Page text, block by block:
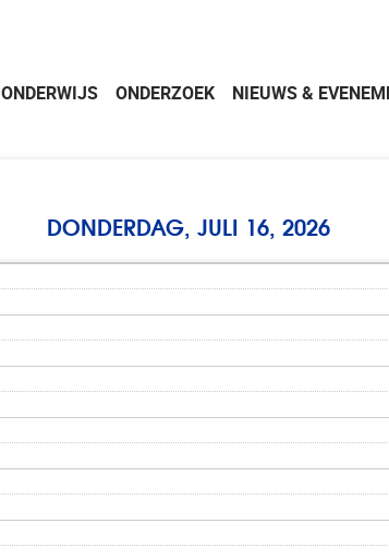
ONDERWIJS ONDERZOEK NIEUWS &
DONDERDAG, JULI 16, 2026